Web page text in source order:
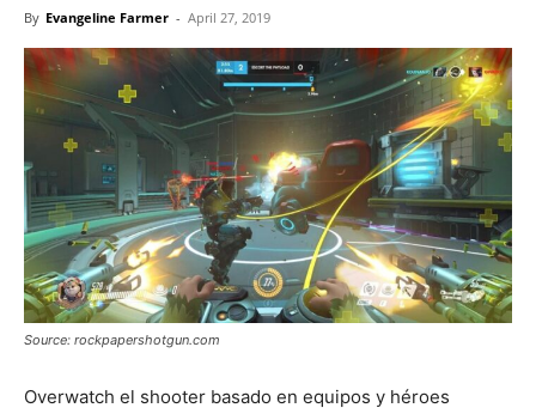
By Evangeline Farmer - April 27, 2019
Source: rockpapershotgun.com
Overwatch el shooter basado en equipos y héroes